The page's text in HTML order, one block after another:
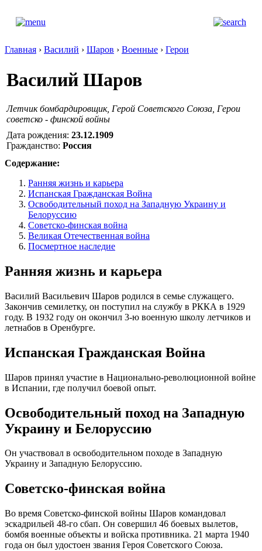
Главная › Василий › Шаров › Военные › Герои
Василий Шаров
Летчик бомбардировщик, Герой Советского Союза, Герои
советско - финской войны
Дата рождения: 23.12.1909
Гражданство: Россия
Содержание:
Ранняя жизнь и карьера
Испанская Гражданская Война
Освободительный поход на Западную Украину и
Белоруссию
Советско-финская война
Великая Отечественная война
Посмертное наследие
Ранняя жизнь и карьера
Василий Васильевич Шаров родился в семье служащего.
Закончив семилетку, он поступил на службу в РККА в 1929
году. В 1932 году он окончил 3-ю военную школу летчиков и
летнабов в Оренбурге.
Испанская Гражданская Война
Шаров принял участие в Национально-революционной войне
в Испании, где получил боевой опыт.
Освободительный поход на Западную
Украину и Белоруссию
Он участвовал в освободительном походе в Западную
Украину и Западную Белоруссию.
Советско-финская война
Во время Советско-финской войны Шаров командовал
эскадрильей 48-го сбап. Он совершил 46 боевых вылетов,
бомбя военные объекты и войска противника. 21 марта 1940
года он был удостоен звания Героя Советского Союза.